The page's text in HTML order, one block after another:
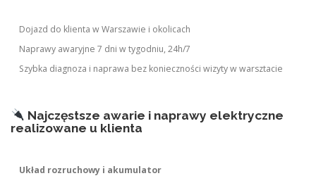
Dojazd do klienta w Warszawie i okolicach
Naprawy awaryjne 7 dni w tygodniu, 24h/7
Szybka diagnoza i naprawa bez konieczności wizyty w warsztacie
Najczęstsze awarie i naprawy elektryczne
realizowane u klienta
Układ rozruchowy i akumulator